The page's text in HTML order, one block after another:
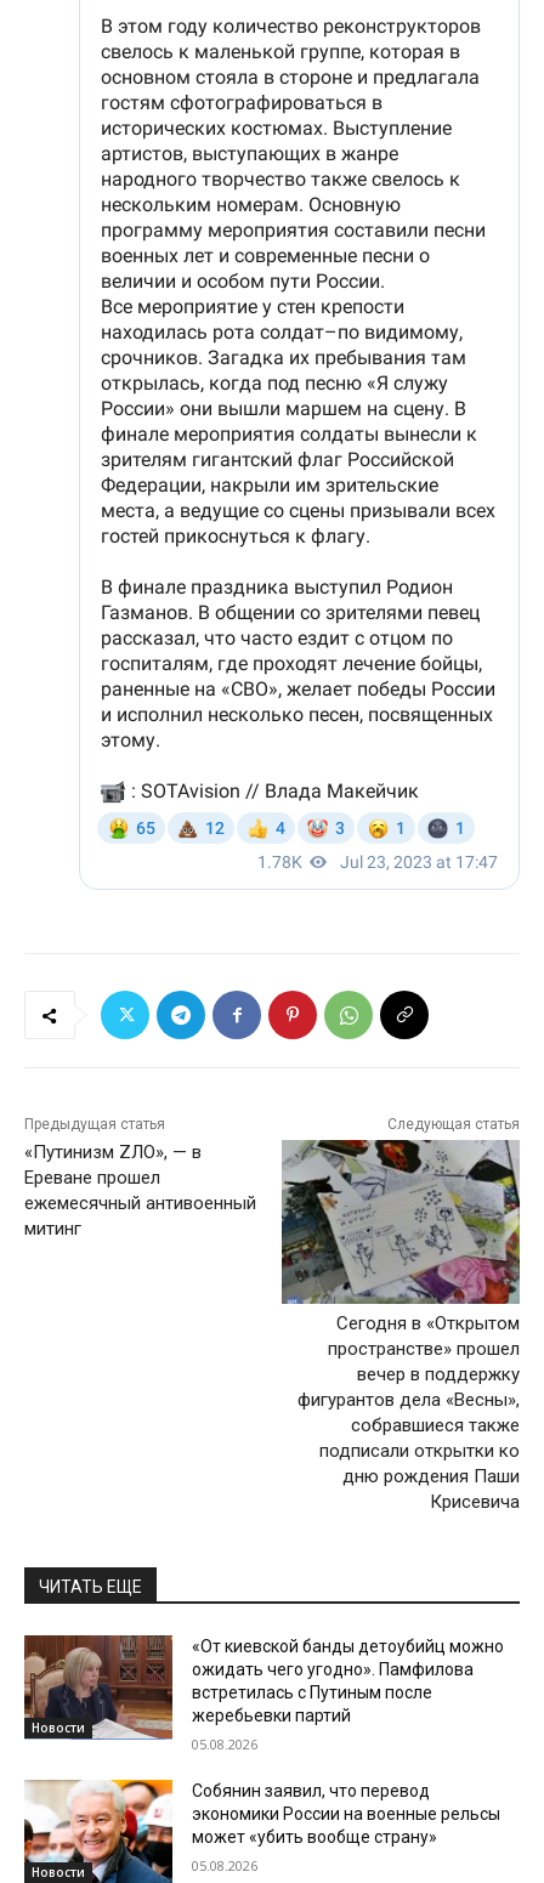
Предыдущая статья
«Путинизм ZЛО», — в
Ереване прошел
ежемесячный антивоенный
митинг
Следующая статья
Сегодня в «Открытом
пространстве» прошел
вечер в поддержку
фигурантов дела «Весны»,
собравшиеся также
подписали открытки ко
дню рождения Паши
Крисевича
ЧИТАТЬ ЕЩЕ
Новости
«От киевской банды детоубийц можно
ожидать чего угодно». Памфилова
встретилась с Путиным после
жеребьевки партий
05.08.2026
Новости
Собянин заявил, что перевод
экономики России на военные рельсы
может «убить вообще страну»
05.08.2026